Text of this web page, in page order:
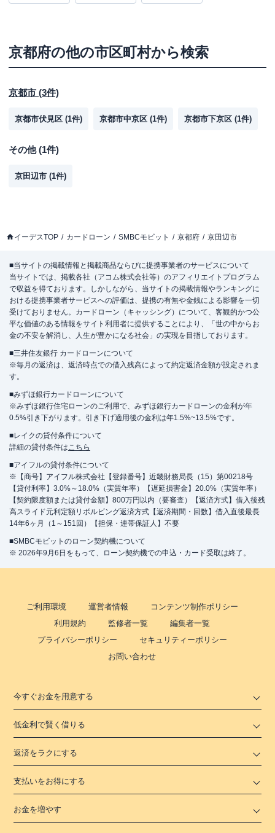
京都府の他の市区町村から検索
京都市 (3件)
京都市伏見区 (1件) 京都市中京区 (1件) 京都市下京区 (1件)
その他(1件)
京田辺市 (1件)
イーデスTOP カードローン SMBCモビット 京都府 京田辺市
■当サイトの掲載情報と掲載商品ならびに提携事業者のサービスについて
当サイトでは、掲載各社（アコム株式会社等）のアフィリエイトプログラム
で収益を得ております。しかしながら、当サイトの掲載情報やランキングに
おける提携事業者サービスへの評価は、提携の有無や金銭による影響を一切
受けておりません。カードローン（キャッシング）について、客観的かつ公
平な価値のある情報をサイト利用者に提供することにより、「世の中からお
金の不安を解消し、人生が豊かになる社会」の実現を目指しております。
■三井住友銀行 カードローンについて
※毎月の返済は、返済時点での借入残高によって約定返済金額が設定されま
す。
■みずほ銀行カードローンについて
※みずほ銀行住宅ローンのご利用で、みずほ銀行カードローンの金利が年
0.5%引き下がります。引き下げ適用後の金利は年1.5%~13.5%です。
■レイクの貸付条件について
詳細の貸付条件はこちら
■アイフルの貸付条件について
※【商号】アイフル株式会社【登録番号】近畿財務局長（15）第00218号
【貸付利率】3.0%～18.0%（実質年率）【遅延損害金】20.0%（実質年率）
【契約限度額または貸付金額】800万円以内（要審査）【返済方式】借入後残
高スライド元利定額リボルビング返済方式【返済期間・回数】借入直後最長
14年6ヶ月（1～151回）【担保・連帯保証人】不要
■SMBCモビットのローン契約機について
※ 2026年9月6日をもって、ローン契約機での申込・カード受取は終了。
ご利用環境 運営者情報
コンテンツ制作ポリシー
利用規約
監修者一覧
編集者一覧
プライバシーポリシー
セキュリティーポリシー
お問い合わせ
今すぐお金を用意する
低金利で賢く借りる
返済をラクにする
支払いをお得にする
お金を増やす